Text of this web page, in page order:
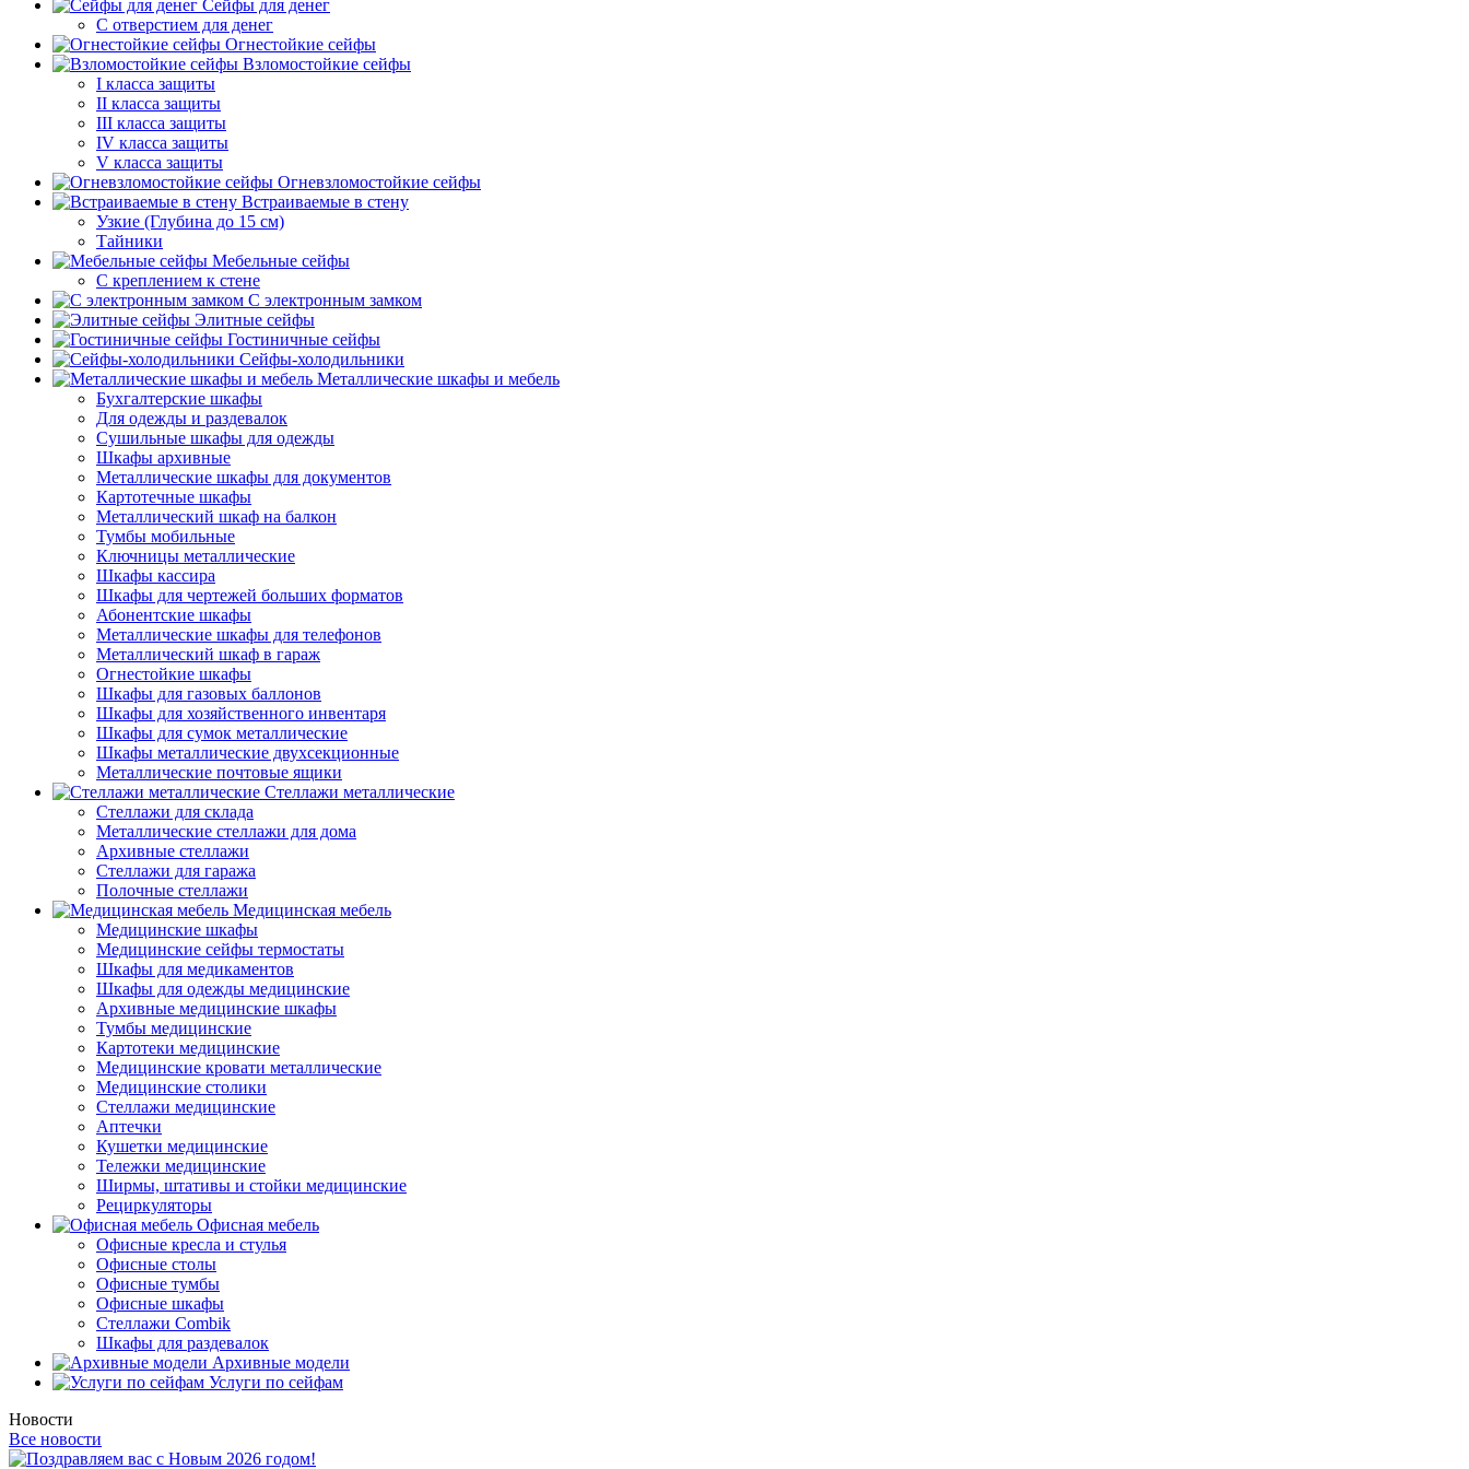
Сейфы для денег
С отверстием для денег
Огнестойкие сейфы
Взломостойкие сейфы
I класса защиты
II класса защиты
III класса защиты
IV класса защиты
V класса защиты
Огневзломостойкие сейфы
Встраиваемые в стену
Узкие (Глубина до 15 см)
Тайники
Мебельные сейфы
С креплением к стене
С электронным замком
Элитные сейфы
Гостиничные сейфы
Сейфы-холодильники
Металлические шкафы и мебель
Бухгалтерские шкафы
Для одежды и раздевалок
Сушильные шкафы для одежды
Шкафы архивные
Металлические шкафы для документов
Картотечные шкафы
Металлический шкаф на балкон
Тумбы мобильные
Ключницы металлические
Шкафы кассира
Шкафы для чертежей больших форматов
Абонентские шкафы
Металлические шкафы для телефонов
Металлический шкаф в гараж
Огнестойкие шкафы
Шкафы для газовых баллонов
Шкафы для хозяйственного инвентаря
Шкафы для сумок металлические
Шкафы металлические двухсекционные
Металлические почтовые ящики
Стеллажи металлические
Стеллажи для склада
Металлические стеллажи для дома
Архивные стеллажи
Стеллажи для гаража
Полочные стеллажи
Медицинская мебель
Медицинские шкафы
Медицинские сейфы термостаты
Шкафы для медикаментов
Шкафы для одежды медицинские
Архивные медицинские шкафы
Тумбы медицинские
Картотеки медицинские
Медицинские кровати металлические
Медицинские столики
Стеллажи медицинские
Аптечки
Кушетки медицинские
Тележки медицинские
Ширмы, штативы и стойки медицинские
Рециркуляторы
Офисная мебель
Офисные кресла и стулья
Офисные столы
Офисные тумбы
Офисные шкафы
Стеллажи Combik
Шкафы для раздевалок
Архивные модели
Услуги по сейфам
Новости
Все новости